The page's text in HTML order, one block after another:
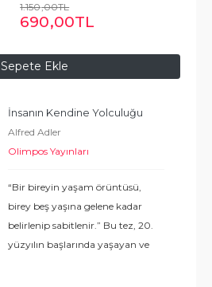
Sepete Ekle
1.150,00TL
690,00TL
İnsanın Kendine Yolculuğu
Alfred Adler
Olimpos Yayınları
“Bir bireyin yaşam örüntüsü,
birey beş yaşına gelene kadar
belirlenip sabitlenir.” Bu tez, 20.
yüzyılın başlarında yaşayan ve